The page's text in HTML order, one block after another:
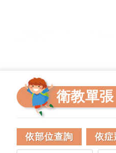
衛教單張
依部位查詢 依